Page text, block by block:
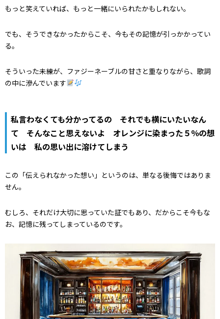
もっと笑えていれば、もっと一緒にいられたかもしれない。
でも、そうできなかったからこそ、今もその記憶が引っかかってい
る。
そういった未練が、ファジーネーブルの甘さと重なりながら、歌詞
の中に滲んでいます
私言わなくても分かってるの それでも横にいたいなん
て そんなこと思えないよ オレンジに染まった５％の想
いは 私の思い出に溶けてしまう
この「伝えられなかった想い」というのは、単なる後悔ではありま
せん。
むしろ、それだけ大切に思っていた証でもあり、だからこそ今もな
お、記憶に残ってしまっているのです。